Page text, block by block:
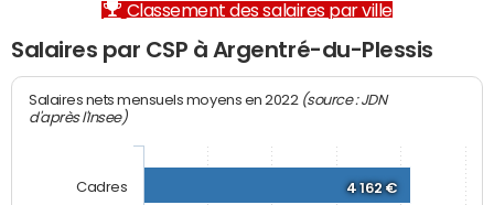
Classement des salaires par ville
Salaires par CSP à Argentré-du-Plessis
Salaires nets mensuels moyens en 2022 (source : JDN
d'après l'Insee)
4 162 €
Cadres